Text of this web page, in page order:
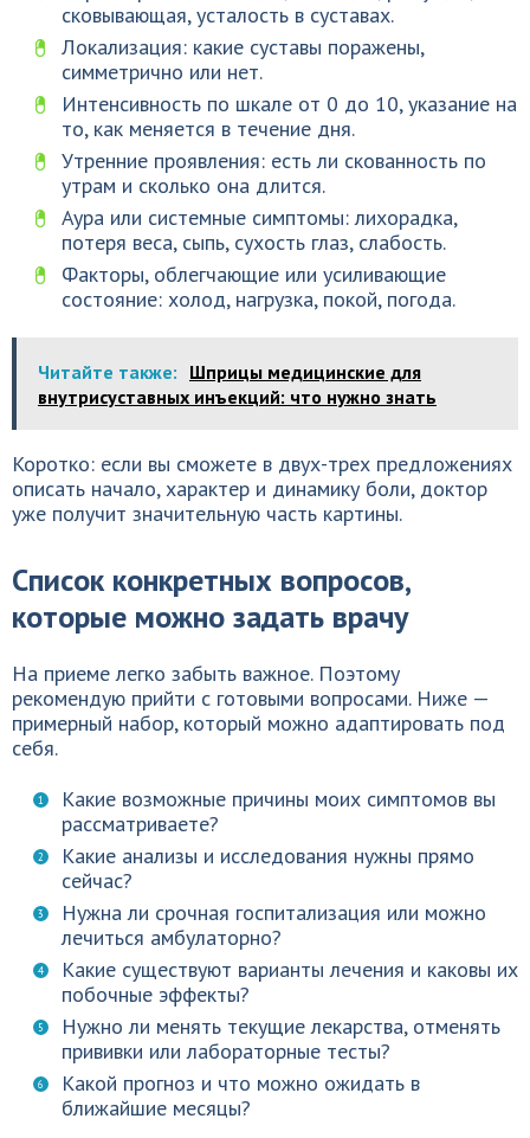
сковывающая, усталость в суставах.
Локализация: какие суставы поражены,
симметрично или нет.
Интенсивность по шкале от 0 до 10, указание на
то, как меняется в течение дня.
Утренние проявления: есть ли скованность по
утрам и сколько она длится.
Аура или системные симптомы: лихорадка,
потеря веса, сыпь, сухость глаз, слабость.
Факторы, облегчающие или усиливающие
состояние: холод, нагрузка, покой, погода.
Читайте также: Шприцы медицинские для
внутрисуставных инъекций: что нужно знать
Коротко: если вы сможете в двух-трех предложениях
описать начало, характер и динамику боли, доктор
уже получит значительную часть картины.
Список конкретных вопросов,
которые можно задать врачу
На приеме легко забыть важное. Поэтому
рекомендую прийти с готовыми вопросами. Ниже —
примерный набор, который можно адаптировать под
себя.
Какие возможные причины моих симптомов вы
рассматриваете?
Какие анализы и исследования нужны прямо
сейчас?
Нужна ли срочная госпитализация или можно
лечиться амбулаторно?
Какие существуют варианты лечения и каковы их
побочные эффекты?
Нужно ли менять текущие лекарства, отменять
прививки или лабораторные тесты?
Какой прогноз и что можно ожидать в
ближайшие месяцы?